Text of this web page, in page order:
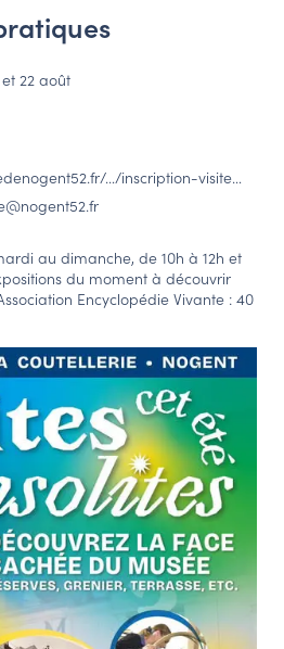
22 août
…/inscription-visite…
au dimanche, de 10h à 12h et
du moment à découvrir
Encyclopédie Vivante : 40